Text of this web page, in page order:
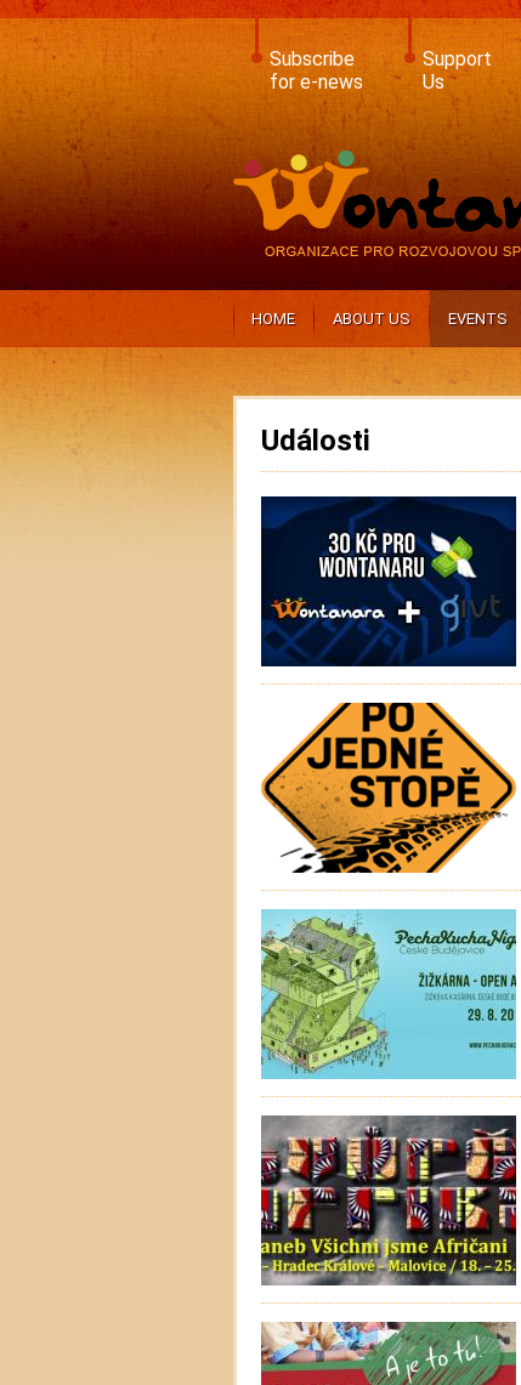
Skip
to
content
Subscribe
for e-news
Support
Us
HOME ABOUT US EVENTS
Události